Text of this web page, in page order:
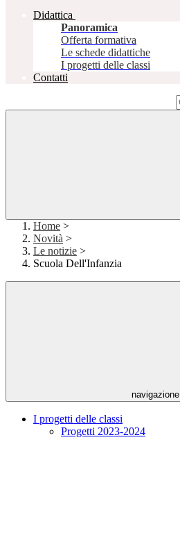
Didattica
Panoramica
Offerta formativa
Le schede didattiche
I progetti delle classi
Contatti
Home >
Novità >
Le notizie >
Scuola Dell'Infanzia
navigazione
I progetti delle classi
Progetti 2023-2024